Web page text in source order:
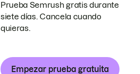
Prueba Semrush gratis durante
siete días. Cancela cuando
quieras.
Empezar prueba gratuita